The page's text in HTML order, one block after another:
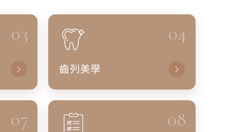
03 04
齒列美學
07 08